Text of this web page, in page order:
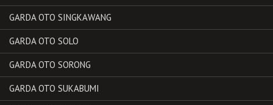
GARDA OTO SINGKAWANG
GARDA OTO SOLO
GARDA OTO SORONG
GARDA OTO SUKABUMI